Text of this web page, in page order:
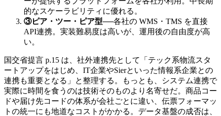
的なスケーラビリティに優れる。
③ピア・ツー・ピア型──各社の WMS・TMS を直接
API連携。実装難易度は高いが、運用後の自由度が高
い。
国交省提言 p.15 は、社外連携先として「テック系物流スタ
ートアップをはじめ、IT企業やSierといった情報系企業との
連携も重要となる」と整理する。もっとも、システム連携で
実際に時間を食うのは技術そのものより名寄せだ。商品コー
ドや届け先コードの体系が会社ごとに違い、伝票フォーマッ
トの統一にも地道なコストがかかる。データ基盤の成否は、